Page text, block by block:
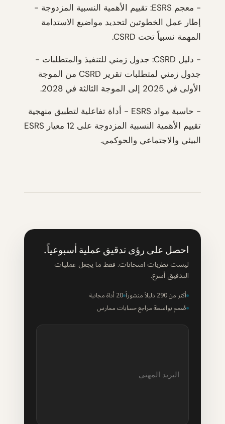
- معجم ESRS: تقييم الأهمية النسبية المزدوجة -
إطار عمل الخطوتين لتحديد مواضيع الاستدامة
المهمة نسبياً تحت CSRD.
- دليل CSRD: جدول زمني للتنفيذ والمتطلبات -
جدول زمني لمتطلبات تقرير CSRD من الموجة
الأولى في 2025 إلى الموجة الثالثة في 2028.
- حاسبة مواد ESRS - أداة تفاعلية لتطبيق منهجية
تقييم الأهمية النسبية المزدوجة على 12 معيار ESRS
البيئي والاجتماعي والحوكمي.
احصل على رؤى تدقيق عملية أسبوعياً.
ليست نظريات امتحانات. فقط ما يجعل عمليات
التدقيق أسرع.
أكثر من 290 دليلاً منشوراً
20 أداة مجانية
صُمم بواسطة مراجع حسابات ممارس